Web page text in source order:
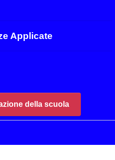
Applicate
della scuola